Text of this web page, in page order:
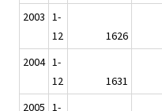
2003 1-
12
1626
2004 1-
12
1631
2005 1-